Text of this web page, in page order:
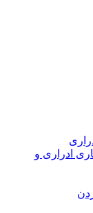
ادراری و